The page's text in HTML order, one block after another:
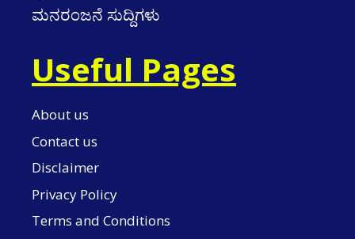
ಮನರಂಜನೆ ಸುದ್ದಿಗಳು
Useful Pages
About us
Contact us
Disclaimer
Privacy Policy
Terms and Conditions